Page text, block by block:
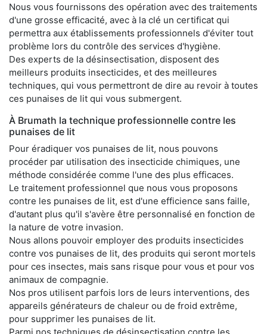
Nous vous fournissons des opération avec des traitements
d'une grosse efficacité, avec à la clé un certificat qui
permettra aux établissements professionnels d'éviter tout
problème lors du contrôle des services d'hygiène.
Des experts de la désinsectisation, disposent des
meilleurs produits insecticides, et des meilleures
techniques, qui vous permettront de dire au revoir à toutes
ces punaises de lit qui vous submergent.
À Brumath la technique professionnelle contre les
punaises de lit
Pour éradiquer vos punaises de lit, nous pouvons
procéder par utilisation des insecticide chimiques, une
méthode considérée comme l'une des plus efficaces.
Le traitement professionnel que nous vous proposons
contre les punaises de lit, est d'une efficience sans faille,
d'autant plus qu'il s'avère être personnalisé en fonction de
la nature de votre invasion.
Nous allons pouvoir employer des produits insecticides
contre vos punaises de lit, des produits qui seront mortels
pour ces insectes, mais sans risque pour vous et pour vos
animaux de compagnie.
Nos pros utilisent parfois lors de leurs interventions, des
appareils générateurs de chaleur ou de froid extrême,
pour supprimer les punaises de lit.